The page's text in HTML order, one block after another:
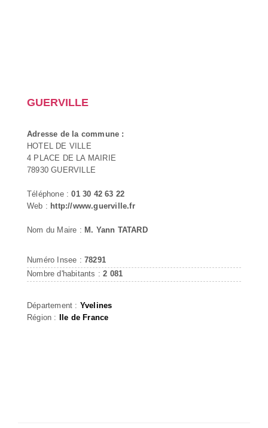
GUERVILLE
Adresse de la commune :
HOTEL DE VILLE
4 PLACE DE LA MAIRIE
78930 GUERVILLE
Téléphone :01 30 42 63 22
Web : http://www.guerville.fr
Nom du Maire : M. Yann TATARD
Numéro Insee : 78291
Nombre d'habitants :2 081
Département : Yvelines
Région : Ile de France